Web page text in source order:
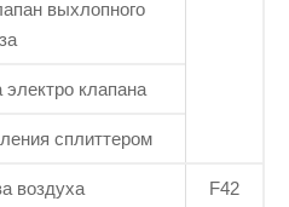
выхлопного
клапана
сплиттером
воздуха
F42